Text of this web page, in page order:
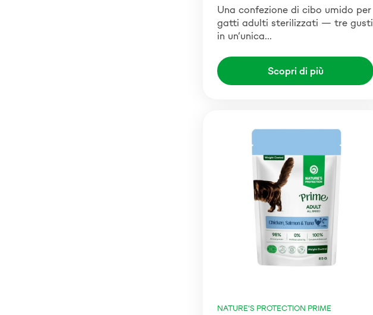
Una confezione di cibo umido per
gatti adulti sterilizzati — tre gusti
in un’unica…
Scopri di più
NATURE'S PROTECTION PRIME